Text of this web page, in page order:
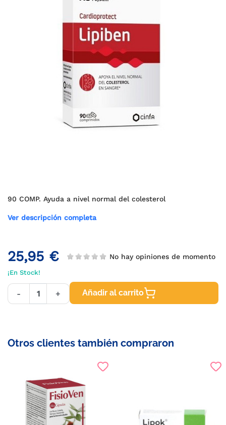
90 COMP. Ayuda a nivel normal del colesterol
Ver descripción completa
25,95 € No hay opiniones de momento
¡En Stock!
- + Añadir al carrito
Otros clientes también compraron